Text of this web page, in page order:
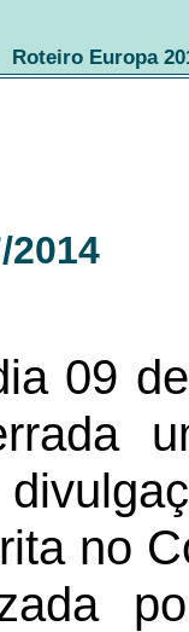
Roteiro Europa
2014
09
no